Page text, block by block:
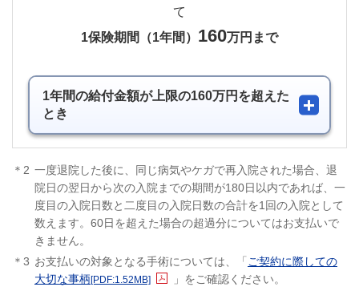
て
1保険期間（1年間） 160万円まで
1年間の給付金額が上限の160万円を超えた
とき
＊2 一度退院した後に、同じ病気やケガで再入院された場合、退
院日の翌日から次の入院までの期間が180日以内であれば、一
度目の入院日数と二度目の入院日数の合計を1回の入院として
数えます。60日を超えた場合の超過分についてはお支払いで
きません。
＊3 お支払いの対象となる手術については、「 ご契約に際しての
大切な事柄[PDF:1.52MB]新規ウィンドウを開きます
」をご確認ください。